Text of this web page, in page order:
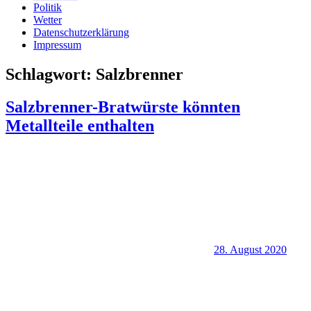
Politik
Wetter
Datenschutzerklärung
Impressum
Schlagwort: Salzbrenner
Salzbrenner-Bratwürste könnten
Metallteile enthalten
28. August 2020